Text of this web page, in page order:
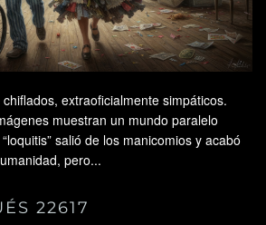
extraoficialmente simpáticos.
muestran un mundo paralelo
salió de los manicomios y acabó
pero...
22617